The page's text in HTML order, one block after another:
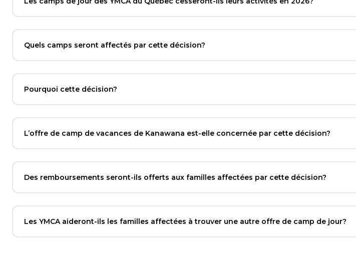
Quels camps seront affectés par cette décision?
Pourquoi cette décision?
L’offre de camp de vacances de Kanawana est-elle concernée par cette décision?
Des remboursements seront-ils offerts aux familles affectées par cette décision?
Les YMCA aideront-ils les familles affectées à trouver une autre offre de camp de jour?